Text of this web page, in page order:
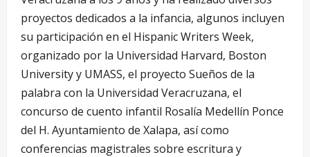
proyectos dedicados a la infancia, algunos incluyen
su participación en el Hispanic Writers Week,
organizado por la Universidad Harvard, Boston
University y UMASS, el proyecto Sueños de la
palabra con la Universidad Veracruzana, el
concurso de cuento infantil Rosalía Medellín Ponce
del H. Ayuntamiento de Xalapa, así como
conferencias magistrales sobre escritura y